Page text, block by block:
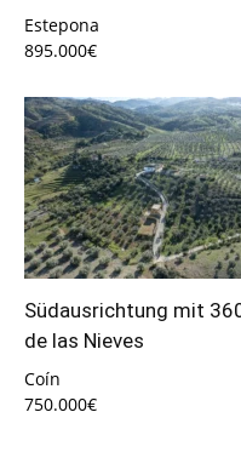
Estepona
895.000€
Südausrichtung mit
de las Nieves
Coín
750.000€